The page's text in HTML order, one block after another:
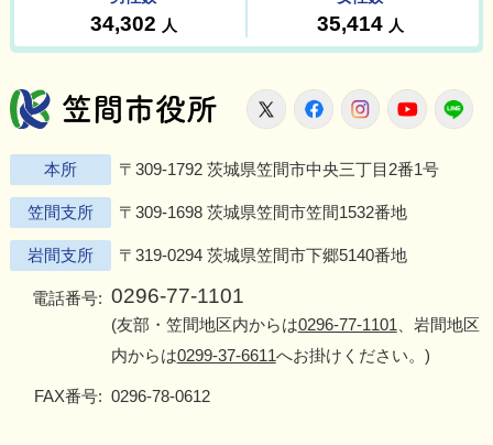
笠間市役所
X FacebookInstagram
本所 〒309-1792 茨城県笠間市中央三丁目2番1号
笠間支所 〒309-1698 茨城県笠間市笠間1532番地
岩間支所 〒319-0294 茨城県笠間市下郷5140番地
電話番号: 0296-77-1101
(友部・笠間地区内からは0296-77-1101 、岩間地区
内からは0299-37-6611へお掛けください。)
FAX番号: 0296-78-0612